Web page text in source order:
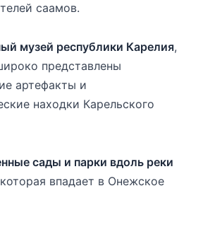
саамов.
музей республики Карелия,
представлены
артефакты и
находки Карельского
сады и парки вдоль реки
впадает в Онежское